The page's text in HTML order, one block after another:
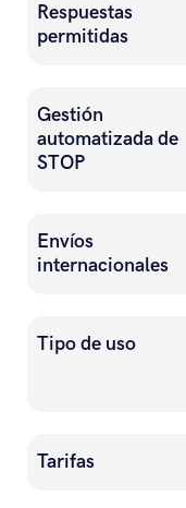
Respuestas
permitidas
Gestión
automatizada de
STOP
Envíos
internacionales
Tipo de uso
Tarifas